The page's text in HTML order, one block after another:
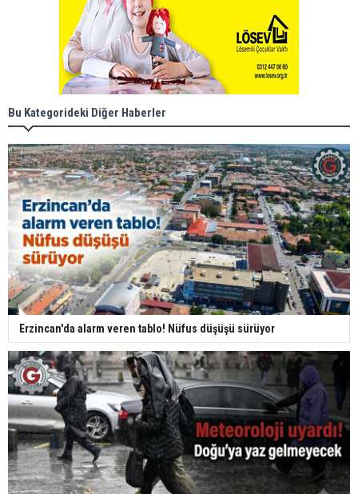
Bu Kategorideki Diğer Haberler
Erzincan'da alarm veren tablo! Nüfus düşüşü sürüyor